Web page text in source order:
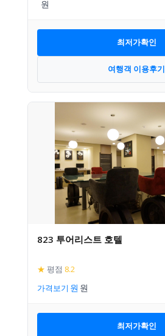
최저가확인
여행객 이용후기
823 투어리스트 호텔
★ 평점 8.2
가격보기
최저가확인